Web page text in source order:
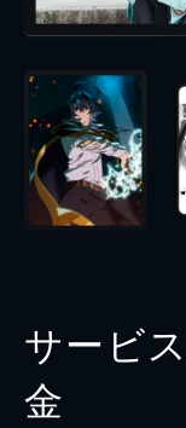
サービ
金